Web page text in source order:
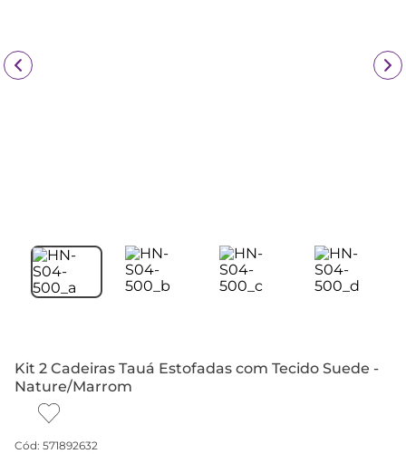
Kit 2 Cadeiras Tauá Estofadas com Tecido Suede -
Nature/Marrom
Cód: 571892632